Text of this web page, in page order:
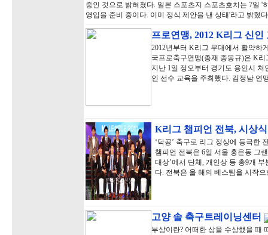
중인 것으로 밝혀졌다. 일본 스포츠지 스포츠호치는 7일
영입을 준비 중이다. 이미 정식 제안을 낸 상태'라고 밝혔
프로연맹, 2012 K리그 신
2012년부터 K리그 무대에서 활약하
국프로축구연맹(총재 종몽규)은 K
지난 1일 정오부터 경기도 용인시
인 선수 교육을 주최했다. 김정남 연
K리그 챔피언 전북, 시상
‘닥공’ 축구로 리그 정상에 등극한
챔피언 전북은 6일 서울 홍은동 그
대상’에서 단체, 개인상 등 총9개
다. 전북은 올 해의 베스팀을 시작
고양 솔 축구트레이닝센터
부상이란? 어떠한 상을 수상했을 때